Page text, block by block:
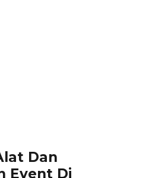
Dan
Event Di